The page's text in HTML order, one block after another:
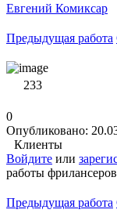
Евгений Комиксар
Предыдущая работа
233
0
Опубликовано:
Клиенты
Войдите или
работы
Предыдущая работа